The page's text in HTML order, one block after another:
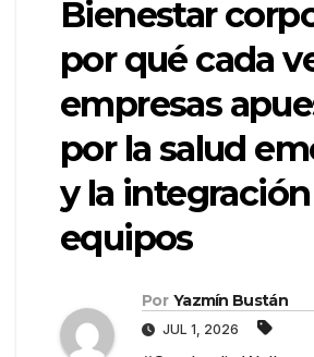
Bienestar
por qué cada
empresas
por la salud
y la
equipos
Por Yazmín Bustán
JUL 1, 2026